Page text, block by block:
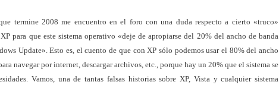
termine 2008 me encuentro en el foro con una duda respecto a cierto «truco»
para que este sistema operativo «deje de apropiarse del 20% del ancho de banda
Update». Esto es, el cuento de que con XP sólo podemos usar el 80% del ancho
navegar por internet, descargar archivos, etc., porque hay un 20% que el sistema se
Vamos, una de tantas falsas historias sobre XP, Vista y cualquier sistema